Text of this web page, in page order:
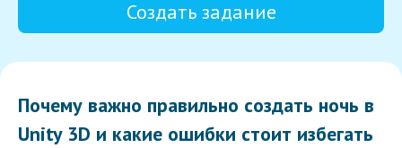
Создать задание
Почему важно правильно создать ночь в
Unity 3D и какие ошибки стоит избегать